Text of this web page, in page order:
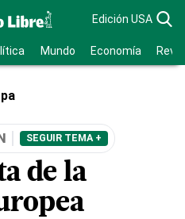
Edición USA
Mundo Economía
SEGUIR TEMA +
de la